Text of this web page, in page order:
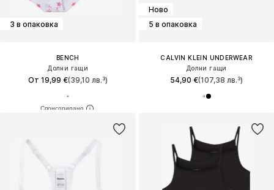
3 в опаковка
BENCH
Долни гащи
От 19,99 €(39,10 лв.³)
Ново
5 в опаковка
CALVIN KLEIN UNDERWEAR
Долни гащи
54,90 €(107,38 лв.³)